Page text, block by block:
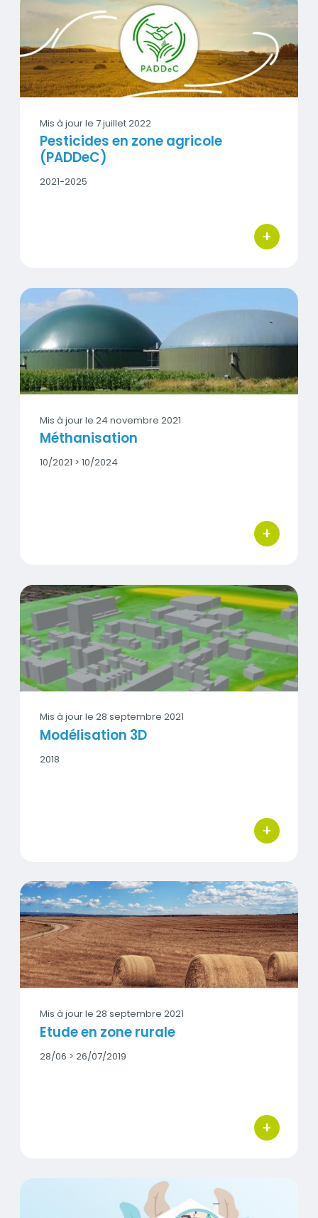
Vignette
Mis à jour le 7 juillet 2022
Pesticides en zone agricole
(PADDeC)
Date
2021-2025
+
bouton
Méthanisation
Vignette
Mis à jour le 24 novembre 2021
Méthanisation
Date
10/2021 > 10/2024
+
bouton
Modélisation 3D
Vignette
Mis à jour le 28 septembre 2021
Modélisation 3D
Date
2018
+
bouton
Etude en zone rurale
Vignette
Mis à jour le 28 septembre 2021
Etude en zone rurale
Date
28/06 > 26/07/2019
+
bouton
Qalipso - Air intérieur